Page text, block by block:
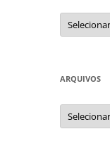
Categorias
ARQUIVOS
Arquivos